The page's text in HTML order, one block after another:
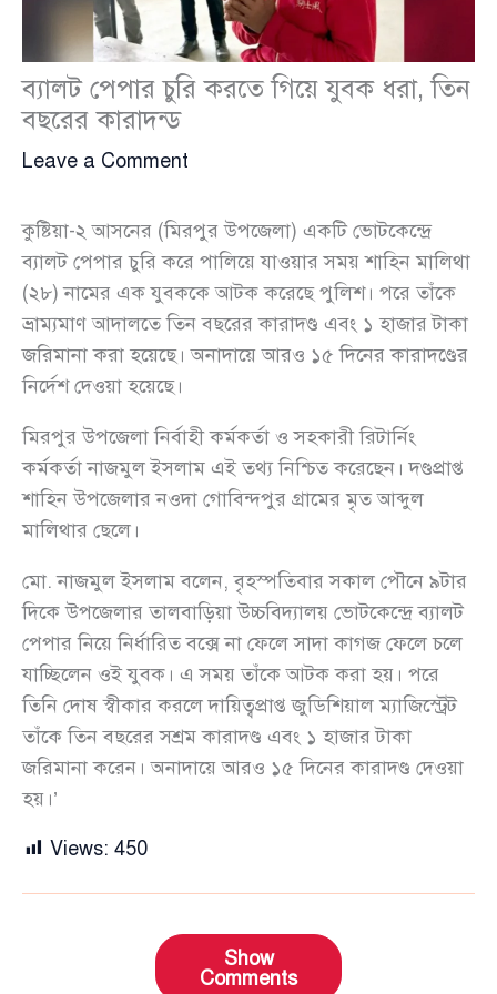
ব্যালট পেপার চুরি করতে গিয়ে যুবক ধরা, তিন
বছরের কারাদন্ড
Leave a Comment
কুষ্টিয়া-২ আসনের (মিরপুর উপজেলা) একটি ভোটকেন্দ্রে
ব্যালট পেপার চুরি করে পালিয়ে যাওয়ার সময় শাহিন মালিথা
(২৮) নামের এক যুবককে আটক করেছে পুলিশ। পরে তাঁকে
ভ্রাম্যমাণ আদালতে তিন বছরের কারাদণ্ড এবং ১ হাজার টাকা
জরিমানা করা হয়েছে। অনাদায়ে আরও ১৫ দিনের কারাদণ্ডের
নির্দেশ দেওয়া হয়েছে।
মিরপুর উপজেলা নির্বাহী কর্মকর্তা ও সহকারী রিটার্নিং
কর্মকর্তা নাজমুল ইসলাম এই তথ্য নিশ্চিত করেছেন। দণ্ডপ্রাপ্ত
শাহিন উপজেলার নওদা গোবিন্দপুর গ্রামের মৃত আব্দুল
মালিথার ছেলে।
মো. নাজমুল ইসলাম বলেন, বৃহস্পতিবার সকাল পৌনে ৯টার
দিকে উপজেলার তালবাড়িয়া উচ্চবিদ্যালয় ভোটকেন্দ্রে ব্যালট
পেপার নিয়ে নির্ধারিত বক্সে না ফেলে সাদা কাগজ ফেলে চলে
যাচ্ছিলেন ওই যুবক। এ সময় তাঁকে আটক করা হয়। পরে
তিনি দোষ স্বীকার করলে দায়িত্বপ্রাপ্ত জুডিশিয়াল ম্যাজিস্ট্রেট
তাঁকে তিন বছরের সশ্রম কারাদণ্ড এবং ১ হাজার টাকা
জরিমানা করেন। অনাদায়ে আরও ১৫ দিনের কারাদণ্ড দেওয়া
হয়।’
Views: 450
Show
Comments